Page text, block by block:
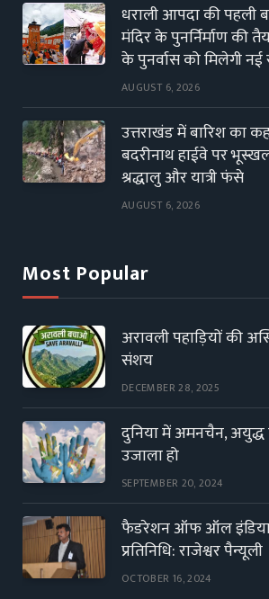
धराली आपदा की पहली
मंदिर के पुनर्निर्माण की
के पुनर्वास को मिलेगी नई
AUGUST 6, 2026
उत्तराखंड में बारिश का
बदरीनाथ हाईवे पर
श्रद्धालु और यात्री फंसे
AUGUST 6, 2026
Most Popular
अरावली पहाड़ियों की
संशय
DECEMBER 28, 2025
दुनिया में अमनचैन, अयुद्ध
उजाला हो
SEPTEMBER 20, 2024
फैडरेशन ऑफ ऑल इंडिया
प्रतिनिधि: राजेश्वर पैन्यूली
OCTOBER 16, 2024